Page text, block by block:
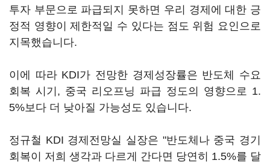
투자 부문으로 파급되지 못하면 우리 경제에 대한 긍
정적 영향이 제한적일 수 있다는 점도 위험 요인으로
지목했습니다.
이에 따라 KDI가 전망한 경제성장률은 반도체 수요
회복 시기, 중국 리오프닝 파급 정도의 영향으로 1.
5%보다 더 낮아질 가능성도 있습니다.
정규철 KDI 경제전망실 실장은 "반도체나 중국 경기
회복이 저희 생각과 다르게 간다면 당연히 1.5%를 달